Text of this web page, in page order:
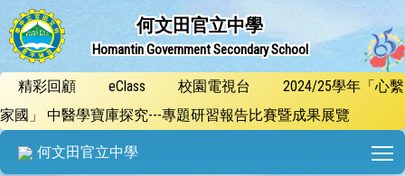
何文田官立中學
Homantin Government Secondary School
精彩回顧 eClass 校園電視台
2024/25學年「心繫
家國」 中醫學寶庫探究---專題研習報告比賽暨成果展覽
何文田官立中學